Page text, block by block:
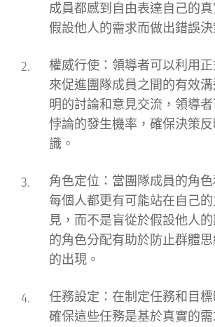
成員都感到自由表達自己的
假設他人的需求而做出錯誤決
權威行使 ：領導者可以利用
來促進團隊成員之間的有效
明的討論和意見交流，領導
悖論的發生機率，確保決策
識。
角色定位 ：當團隊成員的角
每個人都更有可能站在自己
見，而不是盲從於假設他人
的角色分配有助於防止群體
的出現。
任務設定 ：在制定任務和目
確保這些任務是基於真實的